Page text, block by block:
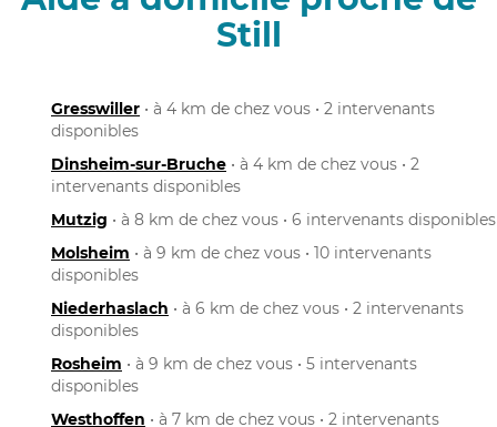
Still
Gresswiller • à 4 km de chez vous • 2 intervenants
disponibles
Dinsheim-sur-Bruche • à 4 km de chez vous • 2
intervenants disponibles
Mutzig • à 8 km de chez vous • 6 intervenants disponibles
Molsheim • à 9 km de chez vous • 10 intervenants
disponibles
Niederhaslach • à 6 km de chez vous • 2 intervenants
disponibles
Rosheim • à 9 km de chez vous • 5 intervenants
disponibles
Westhoffen • à 7 km de chez vous • 2 intervenants